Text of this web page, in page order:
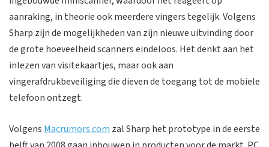
aanraking, in theorie ook meerdere vingers tegelijk. Volgens
Sharp zijn de mogelijkheden van zijn nieuwe uitvinding door
de grote hoeveelheid scanners eindeloos. Het denkt aan het
inlezen van visitekaartjes, maar ook aan
vingerafdrukbeveiliging die dieven de toegang tot de mobiele
telefoon ontzegt.
Volgens Macrumors.com zal Sharp het prototype in de eerste